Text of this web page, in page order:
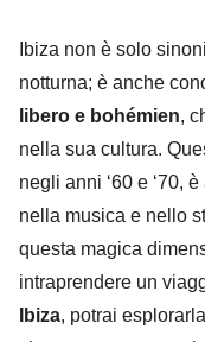
Ibiza non è solo
notturna; è anche
libero e bohémien,
nella sua cultura.
negli anni ‘60 e ‘70,
nella musica e nello
questa magica
intraprendere un
Ibiza, potrai